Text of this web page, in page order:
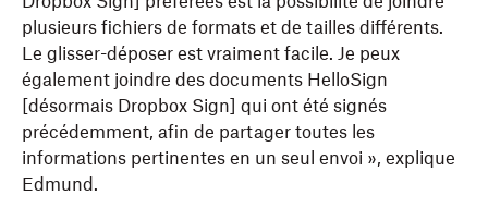
plusieurs fichiers de formats et de tailles différents.
Le glisser-déposer est vraiment facile. Je peux
également joindre des documents HelloSign
[désormais Dropbox Sign] qui ont été signés
précédemment, afin de partager toutes les
informations pertinentes en un seul envoi », explique
Edmund.